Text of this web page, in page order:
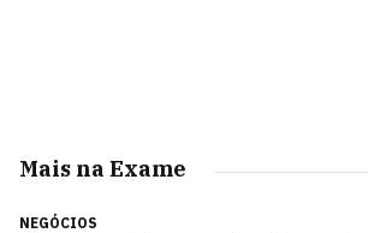
Mais na Exame
NEGÓCIOS